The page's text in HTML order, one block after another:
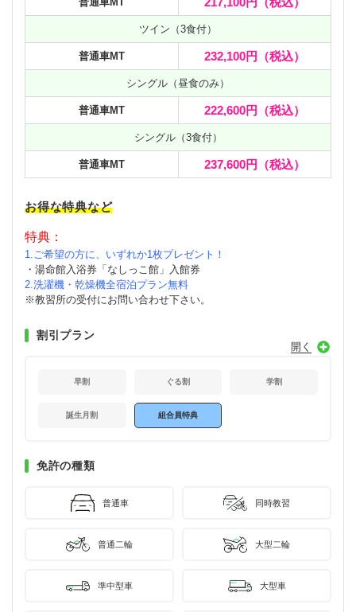
8 9 14 21 22 23
ツイン（3食付）
普通車MT 232,100円 （税込）
シングル（昼食のみ）
普通車MT 222,600円 （税込）
シングル（3食付）
普通車MT 237,600円 （税込）
お得な特典など
特典：
1.ご希望の方に、いずれか1枚プレゼント！
・湯命館入浴券 「なしっこ館」入館券
2.洗濯機・乾燥機全宿泊プラン無料
※教習所の受付にお問い合わせ下さい。
割引プラン
早割 ぐる割 学割
誕生月割 組合員特典
免許の種類
普通車 同時教習
普通二輪 大型二輪
準中型車 大型車